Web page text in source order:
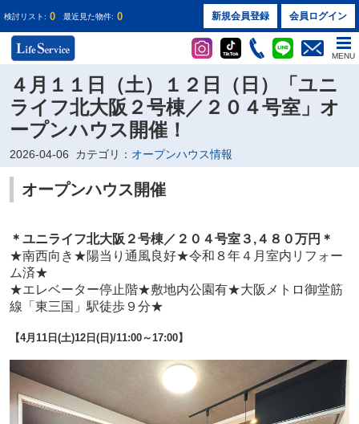
検討リスト: 0 最近見た物件: 0 新規会員登録 会員ログイン
MENU
４月１１日（土）１２日（日）「ユニ
ライフ北大阪２号棟／２０４号室」オ
ープンハウス開催！
2026-04-06 カテゴリ： オープンハウス情報
オープンハウス開催
＊ユニライフ北大阪２号棟／２０４号室３ ,４８０万円 ＊
★南西向き ★陽当り通風良好★令和８年４月室内リフォー
ム済★
★エレベーター停止階★敷地内公園有★大阪メトロ御堂筋
線「東三国」駅徒歩９分★
【4月11日(土)12日(日)/11:00～17:00】